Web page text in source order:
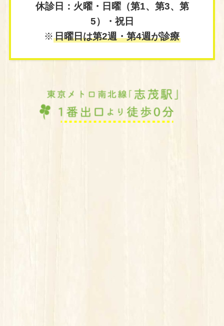
休診日：火曜・日曜（第1、第3、第
5）・祝日
※日曜日は第2週・第4週が診療